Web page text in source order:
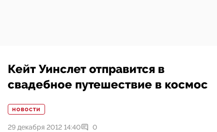
Кейт Уинслет отправится в
свадебное путешествие в космос
НОВОСТИ
29 декабря 2012 14:40 0